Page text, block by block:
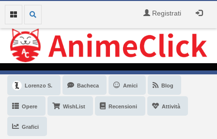
Registrati
Lorenzo S. Bacheca Amici Blog
Opere WishList Recensioni Attività
Grafici